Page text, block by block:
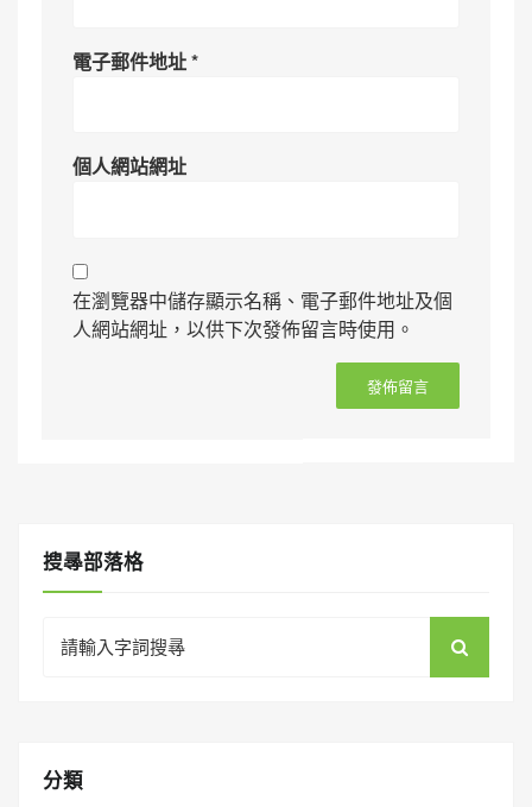
電子郵件地址*
個人網站網址
在瀏覽器中儲存顯示名稱、電子郵件地址及個
人網站網址，以供下次發佈留言時使用。
搜㝷部落格
for:
分類